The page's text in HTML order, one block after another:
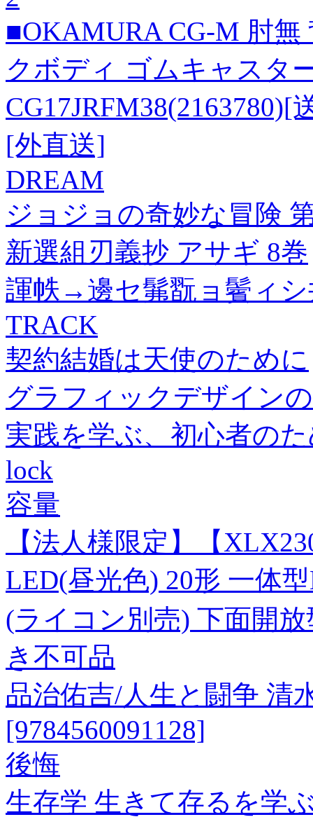
■OKAMURA CG-M 肘
クボディ ゴムキャスタ
[外直送]
DREAM
ジョジョの奇妙な冒険
新選組刃義抄 アサギ 8巻
諢帙→邊セ髴翫ョ鬢ィ
TRACK
契約結婚は天使のために
グラフィックデザイン
実践を学ぶ、初心者の
lock
容量
【法人様限定】【
LED(昼光色) 20形 一体
(ライコン別売) 下面開
き不可品
品治佑吉/人生と闘争 清
[9784560091128]
後悔
生存学 生きて存るを学